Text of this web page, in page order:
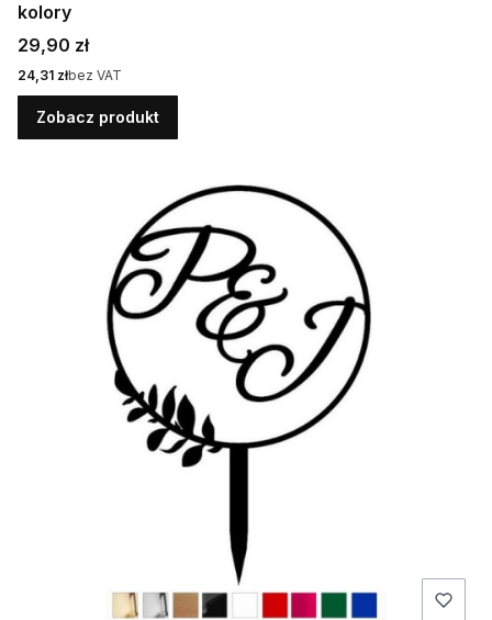
kolory
Cena
29,90 zł
Cena
24,31 złbez VAT
Zobacz produkt